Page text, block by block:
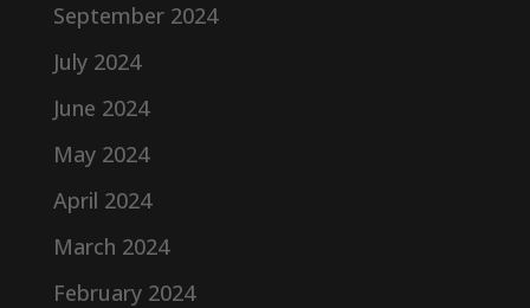
September 2024
July 2024
June 2024
May 2024
April 2024
March 2024
February 2024